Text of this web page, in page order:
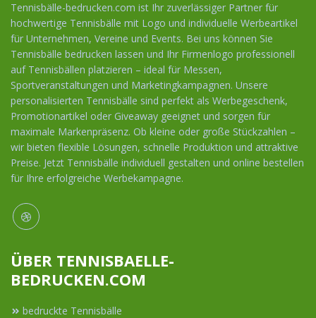
Tennisbälle-bedrucken.com ist Ihr zuverlässiger Partner für
hochwertige Tennisbälle mit Logo und individuelle Werbeartikel
für Unternehmen, Vereine und Events. Bei uns können Sie
Tennisbälle bedrucken lassen und Ihr Firmenlogo professionell
auf Tennisbällen platzieren – ideal für Messen,
Sportveranstaltungen und Marketingkampagnen. Unsere
personalisierten Tennisbälle sind perfekt als Werbegeschenk,
Promotionartikel oder Giveaway geeignet und sorgen für
maximale Markenpräsenz. Ob kleine oder große Stückzahlen –
wir bieten flexible Lösungen, schnelle Produktion und attraktive
Preise. Jetzt Tennisbälle individuell gestalten und online bestellen
für Ihre erfolgreiche Werbekampagne.
ÜBER TENNISBAELLE-
BEDRUCKEN.COM
bedruckte Tennisbälle